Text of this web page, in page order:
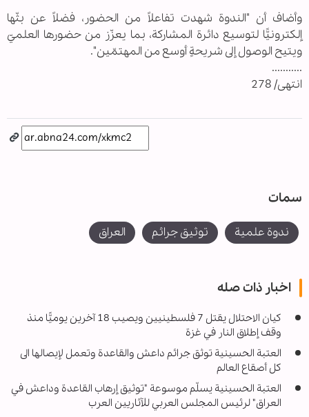
وأضاف أن "الندوة شهدت تفاعلاً من الحضور، فضلاً عن بثّها
إلكترونيًّا لتوسيع دائرة المشاركة، بما يعزّز من حضورها العلميّ
ويتيح الوصول إلى شريحةٍ أوسع من المهتمّين".
...........
انتهى/ 278
سمات
ندوة علمية توثيق جرائم العراق
اخبار ذات صله
كيان الاحتلال يقتل 7 فلسطينيين ويصيب 18 آخرين يوميًّا منذ
وقف إطلاق النار في غزة
العتبة الحسينية توثق جرائم داعش والقاعدة وتعمل لإيصالها الى
كل أصقاع العالم
العتبة الحسينية يسلّم موسوعة "توثيق إرهاب القاعدة وداعش في
العراق" لرئيس المجلس العربي للآثاريين العرب